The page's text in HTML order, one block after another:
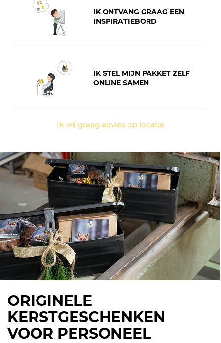
IK ONTVANG GRAAG EEN
INSPIRATIEBORD
IK STEL MIJN PAKKET ZELF
ONLINE SAMEN
Ik wil graag advies op locatie
ORIGINELE
KERSTGESCHENKEN
VOOR PERSONEEL